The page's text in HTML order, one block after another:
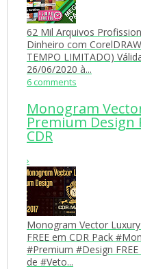
62 Mil Arquivos
Dinheiro com
TEMPO LIMITADO)
26/06/2020 à...
6 comments
Monogram
Premium Design
CDR
›
Monogram Vector
FREE em CDR Pack
#Premium #Design
de #Veto...